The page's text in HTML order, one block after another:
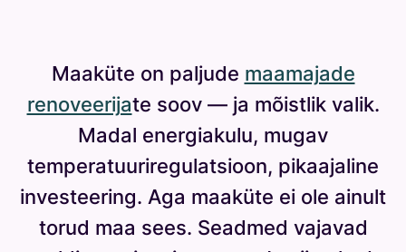
Maaküte on paljude maamajade
renoveerijate soov — ja mõistlik valik.
Madal energiakulu, mugav
temperatuuriregulatsioon, pikaajaline
investeering. Aga maaküte ei ole ainult
torud maa sees. Seadmed vajavad